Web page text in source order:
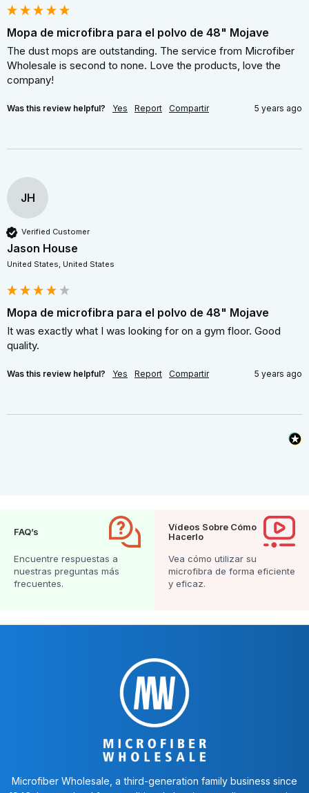
Mopa de microfibra para el polvo de 48" Mojave
The dust mops are outstanding. The service from Microfiber
Wholesale is second to none. Love the products, love the
company!
Was this review helpful? Yes Report Compartir 5 years ago
JH
Verified Customer
Jason House
United States, United States
Mopa de microfibra para el polvo de 48" Mojave
It was exactly what I was looking for on a gym floor. Good
quality.
Was this review helpful? Yes Report Compartir 5 years ago
FAQ’s
Encuentre respuestas a
nuestras preguntas más
frecuentes.
Vídeos Sobre Cómo
Hacerlo
Vea cómo utilizar su
microfibra de forma eficiente
y eficaz.
Microfiber Wholesale, a third-generation family business since